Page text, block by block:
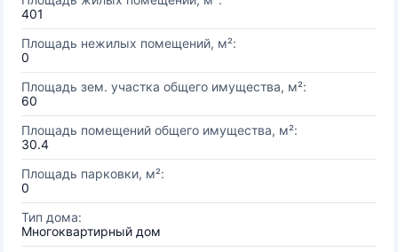
401
Площадь нежилых помещений, м²:
0
Площадь зем. участка общего имущества, м²:
60
Площадь помещений общего имущества, м²:
30.4
Площадь парковки, м²:
0
Тип дома:
Многоквартирный дом